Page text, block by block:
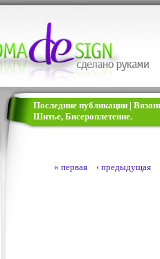
Последние публикации |
Шитье, Бисероплетение.
« первая ‹ предыдущая